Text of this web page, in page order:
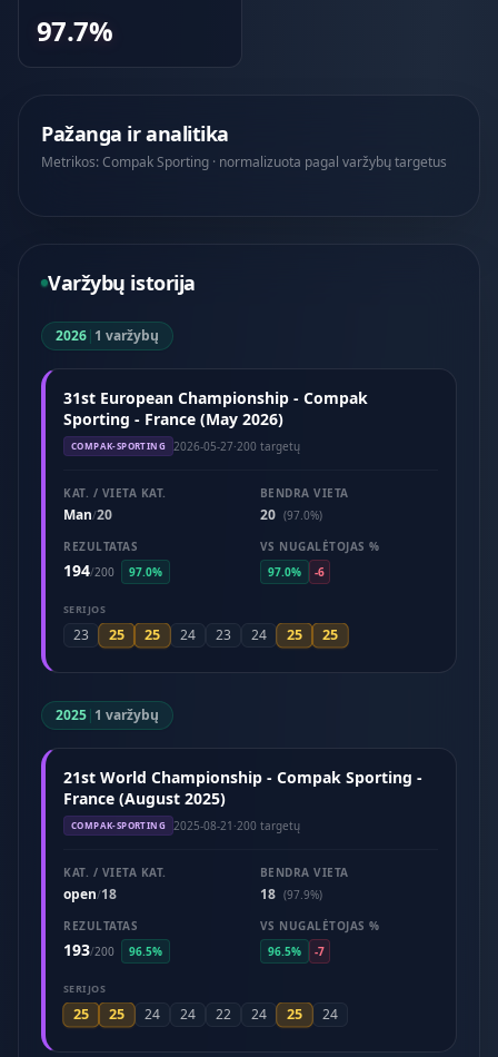
97.7%
Pažanga ir analitika
Metrikos: Compak Sporting · normalizuota pagal varžybų targetus
Varžybų istorija
2026| 1 varžybų
31st European Championship - Compak
Sporting - France (May 2026)
COMPAK-SPORTING 2026-05-27·200 targetų
KAT. / VIETA KAT.
Man/20
BENDRA VIETA
20 (97.0%)
REZULTATAS
194/200 97.0%
VS NUGALĖTOJAS %
97.0%
-6
SERIJOS
23 25 25 24 23 24 25 25
2025| 1 varžybų
21st World Championship - Compak Sporting -
France (August 2025)
COMPAK-SPORTING 2025-08-21 ·200 targetų
KAT. / VIETA KAT.
open/18
BENDRA VIETA
18 (97.9%)
REZULTATAS
193/200 96.5%
VS NUGALĖTOJAS %
96.5%
-7
SERIJOS
25 25 24 24 22 24 25 24